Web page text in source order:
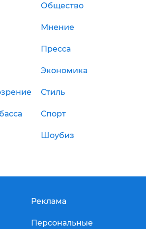
Общество
Мнение
Пресса
Экономика
Стиль
Спорт
Шоубиз
Реклама
Персональные